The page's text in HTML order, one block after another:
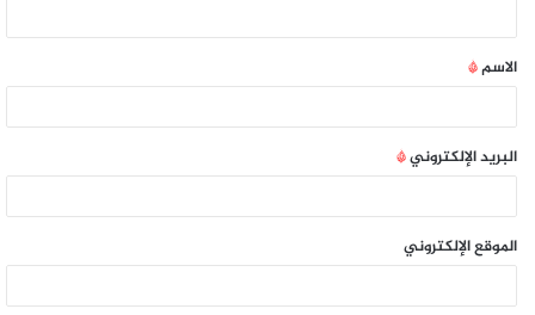
الاسم*
البريد الإلكتروني*
الموقع الإلكتروني